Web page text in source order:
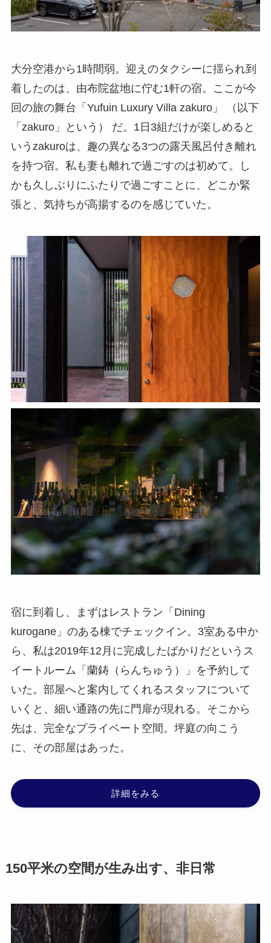
大分空港から1時間弱。迎えのタクシーに揺られ到
着したのは、由布院盆地に佇む1軒の宿。ここが今
回の旅の舞台「Yufuin Luxury Villa zakuro」 （以下
「zakuro」という） だ。1日3組だけが楽しめると
いうzakuroは、趣の異なる3つの露天風呂付き離れ
を持つ宿。私も妻も離れで過ごすのは初めて。し
かも久しぶりにふたりで過ごすことに、どこか緊
張と、気持ちが高揚するのを感じていた。
宿に到着し、まずはレストラン「Dining
kurogane」のある棟でチェックイン。3室ある中か
ら、私は2019年12月に完成したばかりだというス
イートルーム「蘭鋳（らんちゅう）」を予約して
いた。部屋へと案内してくれるスタッフについて
いくと、細い通路の先に門扉が現れる。そこから
先は、完全なプライベート空間。坪庭の向こう
に、その部屋はあった。
詳細をみる
150平米の空間が生み出す、非日常